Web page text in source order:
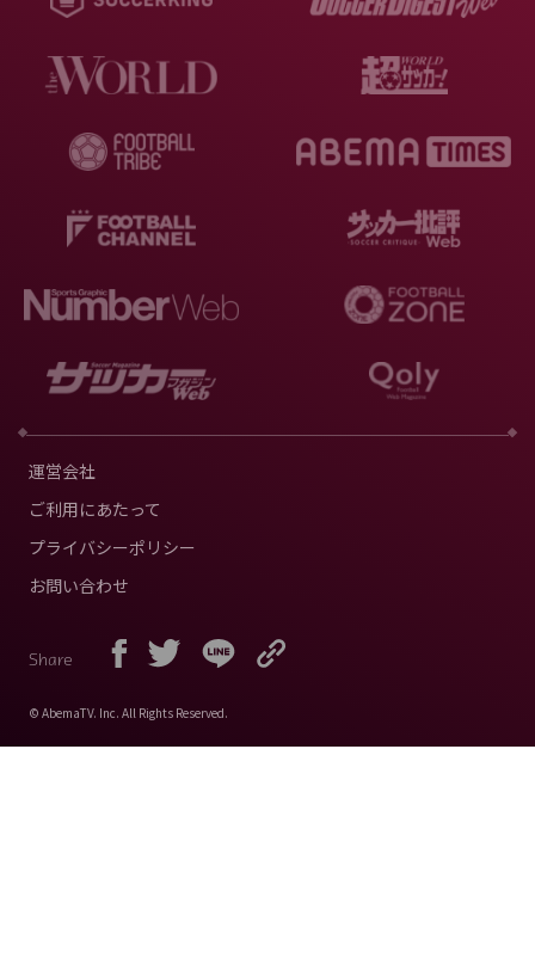
運営会社
ご利用にあたって
プライバシーポリシー
お問い合わせ
Share
© AbemaTV. Inc. All Rights Reserved.